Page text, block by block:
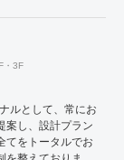
・3F
ルとして、常にお
案し、設計プラン
てをトータルでお